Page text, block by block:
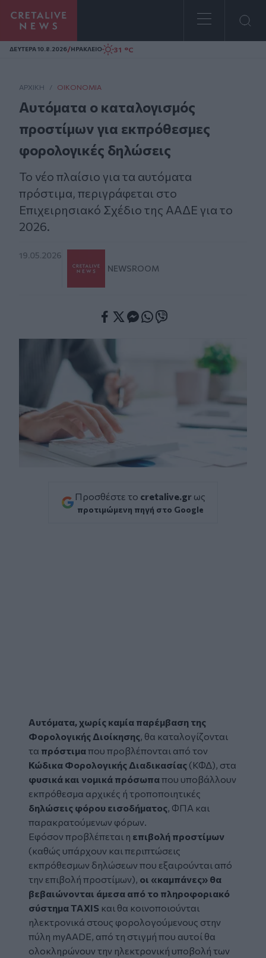
Homepage
ΔΕΥΤΕΡΑ 10.8.2026/ΗΡΑΚΛΕΙΟ 31 °C
ΑΡΧΙΚΗ / ΟΙΚΟΝΟΜΊΑ
Αυτόματα ο καταλογισμός
προστίμων για εκπρόθεσμες
φορολογικές δηλώσεις
Το νέο πλαίσιο για τα αυτόματα
πρόστιμα, περιγράφεται στο
Επιχειρησιακό Σχέδιο της ΑΑΔΕ για το
2026.
19.05.2026
NEWSROOM
Προσθέστε το cretalive.gr ως
προτιμώμενη πηγή στο Google
Αυτόματα, χωρίς καμία παρέμβαση της
Φορολογικής Διοίκησης, θα καταλογίζονται
τα πρόστιμαπου προβλέπονται από τον
Κώδικα Φορολογικής Διαδικασίας (ΚΦΔ), στα
φυσικά και νομικά πρόσωπαπου υποβάλλουν
εκπρόθεσμα αρχικές ή τροποποιητικές
δηλώσεις φόρου εισοδήματος, ΦΠΑ και
παρακρατούμενων φόρων.
Εφόσον προβλέπεται η επιβολή προστίμων
(καθώς υπάρχουν και περιπτώσεις
εκπρόθεσμων δηλώσεων που εξαιρούνται από
την επιβολή προστίμων), οι «καμπάνες» θα
βεβαιώνονται άμεσα από το πληροφοριακό
σύστημα TAXIS και θα κοινοποιούνται
ηλεκτρονικά στους φορολογούμενους στην
πύλη myAADE, από τη στιγμή που αυτοί θα
ολοκληρώνουν την ηλεκτρονική υποβολή των